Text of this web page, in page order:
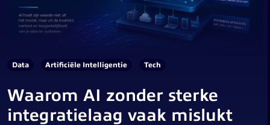
Data Artificiële Intelligentie Tech
Waarom AI zonder sterke
integratielaag vaak mislukt